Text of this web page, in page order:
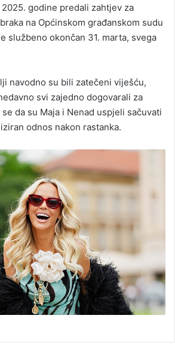
godine predali zahtjev za
na Općinskom građanskom sudu
službeno okončan 31. marta, svega
navodno su bili zatečeni viješću,
svi zajedno dogovarali za
da su Maja i Nenad uspjeli sačuvati
odnos nakon rastanka.